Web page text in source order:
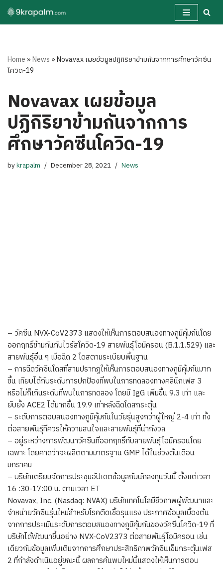
Skip
Home »News »Novavax เผยข้อมูลปฏิกิริยาข้ามกันจากการศึกษาวัคซีน
โควิด-19
Novavax เผยข้อมูล
ปฏิกิริยาข้ามกันจากการ
ศึกษาวัคซีนโควิด-19
bykrapalm December 28, 2021 News
– วัคซีน NVX-CoV2373 แสดงให้เห็นการตอบสนองทางภูมิคุ้มกันโดย
ออกฤทธิ์ข้ามกันกับไวรัสโควิด-19 สายพันธุ์โอมิครอน (B.1.1.529) และ
สายพันธุ์อื่น ๆ เมื่อฉีด 2 โดสตามระเบียบพื้นฐาน
– การฉีดวัคซีนโดสที่สามปรากฏให้เห็นการตอบสนองทางภูมิคุ้มกันมาก
ขึ้น เทียบได้กับระดับการปกป้องที่พบในการทดลองทางคลินิกเฟส 3
หรือไม่ก็เกินระดับที่พบในการทดลอง โดยมี IgG เพิ่มขึ้น 9.3 เท่า และ
ยับยั้ง ACE2 ได้มากขึ้น 19.9 เท่าหลังฉีดโดสกระตุ้น
– ระดับการตอบสนองทางภูมิคุ้มกันในวัยรุ่นสูงกว่าผู้ใหญ่ 2-4 เท่า ทั้ง
ต่อสายพันธุ์ที่ควรให้ความสนใจและสายพันธุ์ที่น่ากังวล
– อยู่ระหว่างการพัฒนาวัคซีนที่ออกฤทธิ์กับสายพันธุ์โอมิครอนโดย
เฉพาะ โดยคาดว่าจะผลิตตามมาตรฐาน GMP ได้ในช่วงต้นเดือน
มกราคม
– บริษัทเตรียมจัดการประชุมอัปเดตข้อมูลกับนักลงทุนวันนี้ ตั้งแต่เวลา
16 :30-17:00 น. ตามเวลา ET
Novavax, Inc. (Nasdaq: NVAX) บริษัทเทคโนโลยีชีวภาพผู้พัฒนาและ
จำหน่ายวัคซีนรุ่นใหม่สำหรับโรคติดเชื้อรุนแรง ประกาศข้อมูลเบื้องต้น
จากการประเมินระดับการตอบสนองทางภูมิคุ้มกันของวัคซีนโควิด-19 ที่
บริษัทได้พัฒนาขึ้นอย่าง NVX-CoV2373 ต่อสายพันธุ์โอมิครอน เช่น
เดียวกับข้อมูลเพิ่มเติมจากการศึกษาประสิทธิภาพวัคซีนเข็มกระตุ้นเฟส
2 ที่กำลังดำเนินอยู่ขณะนี้ ผลการค้นพบใหม่นี้แสดงให้เห็นการตอบ